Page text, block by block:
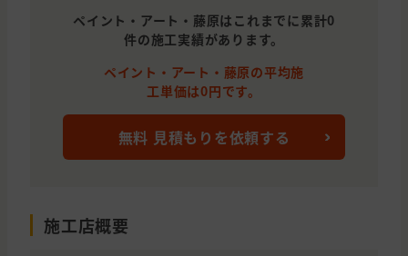
ペイント・アート・藤原はこれまでに累計0
件の施工実績があります。
ペイント・アート・藤原の平均施
工単価は0円です。
無料 見積もりを依頼する
施工店概要